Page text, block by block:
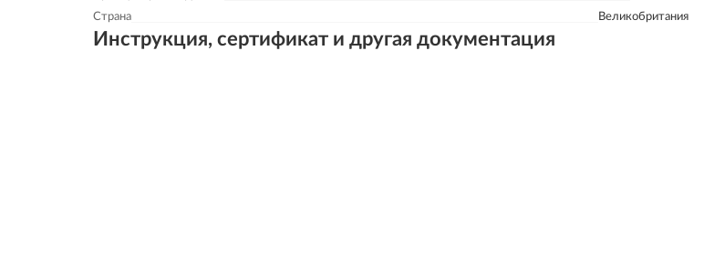
Страна
Великобритания
Инструкция, сертификат и другая документация